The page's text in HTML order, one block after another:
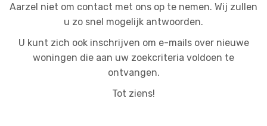
Aarzel niet om contact met ons op te nemen. Wij zullen
u zo snel mogelijk antwoorden.
U kunt zich ook inschrijven om e-mails over nieuwe
woningen die aan uw zoekcriteria voldoen te
ontvangen.
Tot ziens!